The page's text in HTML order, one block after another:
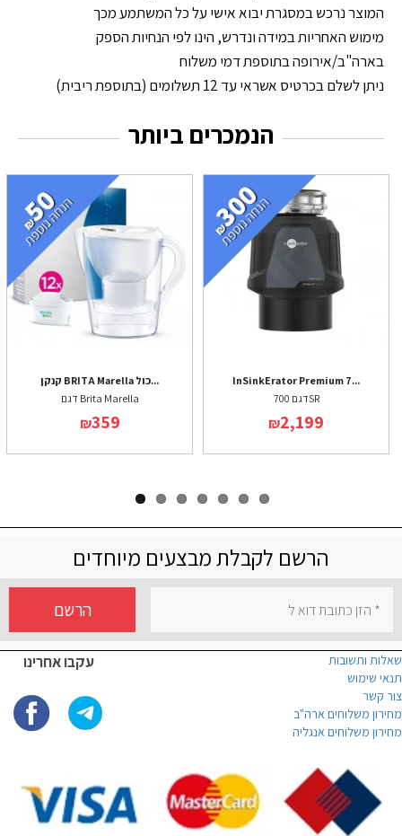
המוצר נרכש במסגרת יבוא אישי על כל המשתמע מכך
מימוש האחריות במידה ונדרש, הינו לפי הנחיות הספק
בארה"ב/אירופה בתוספת דמי משלוח
ניתן לשלם בכרטיס אשראי עד 12 תשלומים (בתוספת ריבית)
הנמכרים ביותר
קנקן BRITA Marella כול...
דגם Brita Marella
₪359
InSinkErator Premium 7...
דגם 700SR
₪2,199
הרשם לקבלת מבצעים מיוחדים
הרשם
עקבו אחרינו
שאלות ותשובות
תנאי שימוש
צור קשר
מחירון משלוחים ארה"ב
מחירון משלוחים אנגליה